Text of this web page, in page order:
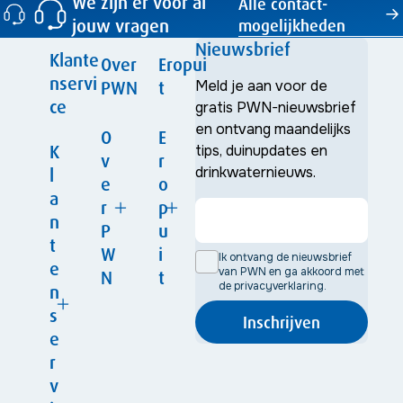
jouw vragen
mogelijkheden
Klante
nservi
ce
K
l
a
n
t
e
n
s
e
r
v
Over
PWN
O
v
e
r
P
W
N
Eropui
t
E
r
o
p
u
i
t
Ac
Nieuwsbrief
Meld je aan voor de
gratis PWN-nieuwsbrief
en ontvang maandelijks
tips, duinupdates en
drinkwaternieuws.
Ik ontvang de nieuwsbrief
van PWN en ga akkoord met
de privacyverklaring.
Inschrijven